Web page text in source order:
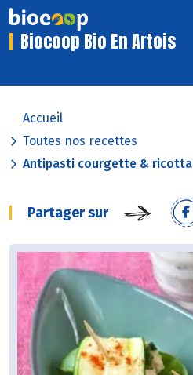
Biocoop Bio En Artois
Accueil
Toutes nos recettes
Antipasti courgette & ricotta
Partager sur